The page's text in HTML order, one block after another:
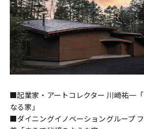
■起業家・アートコレクター 川崎祐一
なる家」
■ダイニングイノベーショングループ